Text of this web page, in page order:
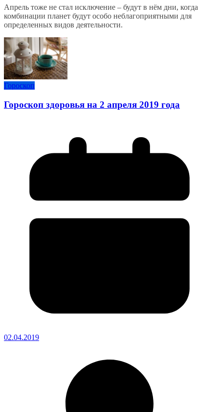
Апрель тоже не стал исключение – будут в нём дни, когда
комбинации планет будут особо неблагоприятными для
определенных видов деятельности.
Гороскоп
Гороскоп здоровья на 2 апреля 2019 года
02.04.2019